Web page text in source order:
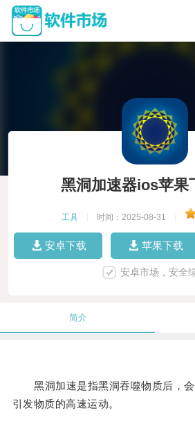
黑洞加速器ios苹果
工具 时间：2025-08-31
安卓下载 苹果下载
安卓市场，安全
简介
黑洞加速是指黑洞吞噬物质后，会
引发物质的高速运动。